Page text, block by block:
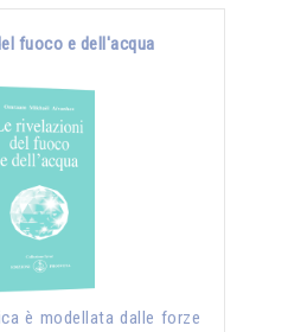
fuoco e dell'acqua
è modellata dalle forze